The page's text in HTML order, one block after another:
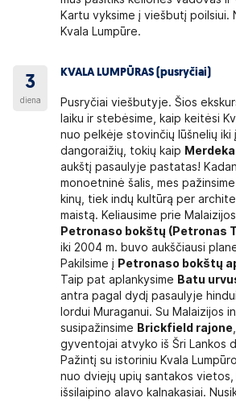
Kartu vyksime į viešbutį
Kvala Lumpūre.
3
diena
KVALA LUMPŪRAS (pusryčiai)
Pusryčiai viešbutyje. Šios
laiku ir stebėsime, kaip keitėsi
nuo pelkėje stovinčių lūšnelių iki
dangoraižių, tokių kaip Merdeka
aukštį pasaulyje pastatas!
monoetninė šalis, mes
kinų, tiek indų kultūrą per
maistą. Keliausime prie
Petronaso bokštų (Petronas
iki 2004 m. buvo aukščiausi
Pakilsime į Petronaso bokštų
Taip pat aplankysime Batu
antra pagal dydį pasaulyje
lordui Muraganui. Su Malaizijos
susipažinsime Brickfield rajone
gyventojai atvyko iš Šri Lankos
Pažintį su istoriniu Kvala
nuo dviejų upių santakos
išsilaipino alavo kalnakasiai.